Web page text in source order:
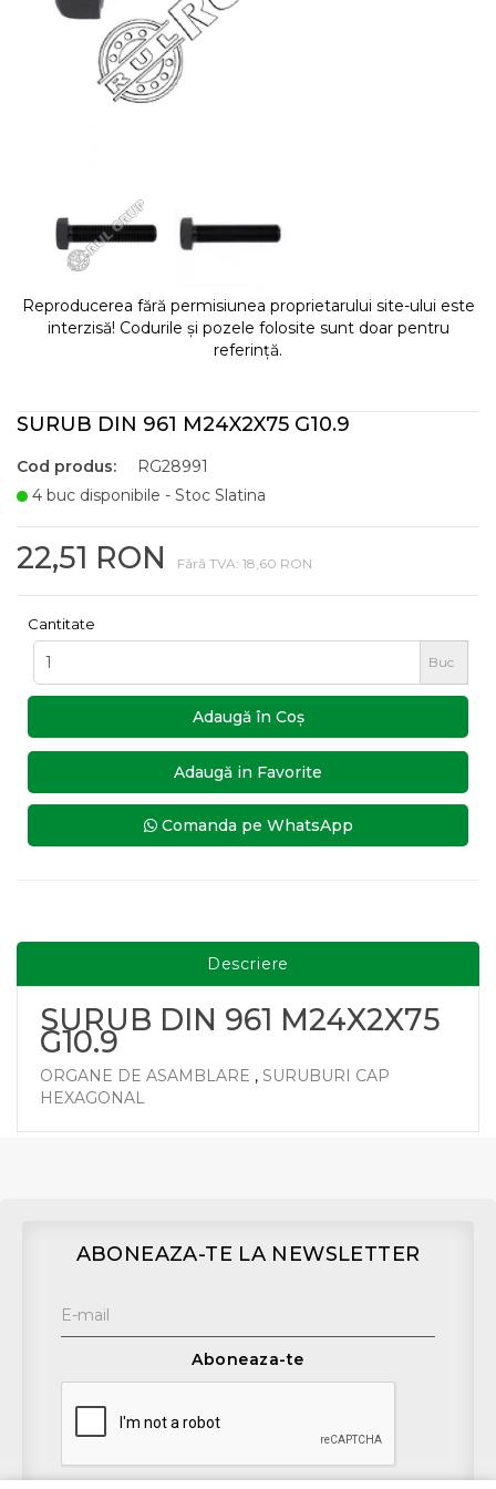
Reproducerea fără permisiunea proprietarului site-ului este
interzisă! Codurile și pozele folosite sunt doar pentru
referință.
SURUB DIN 961 M24X2X75 G10.9
Cod produs:
RG28991
4 buc disponibile - Stoc Slatina
22,51 RON Fără TVA: 18,60 RON
Cantitate
Buc
Adaugă în Coş
Adaugă in Favorite
Comanda pe WhatsApp
Descriere
SURUB DIN 961 M24X2X75
G10.9
ORGANE DE ASAMBLARE , SURUBURI CAP
HEXAGONAL
ABONEAZA-TE LA NEWSLETTER
Aboneaza-te